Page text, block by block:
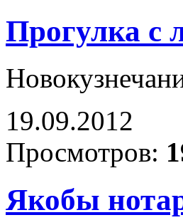
Прогулка с
19.09.2012
Просмотров:
Якобы